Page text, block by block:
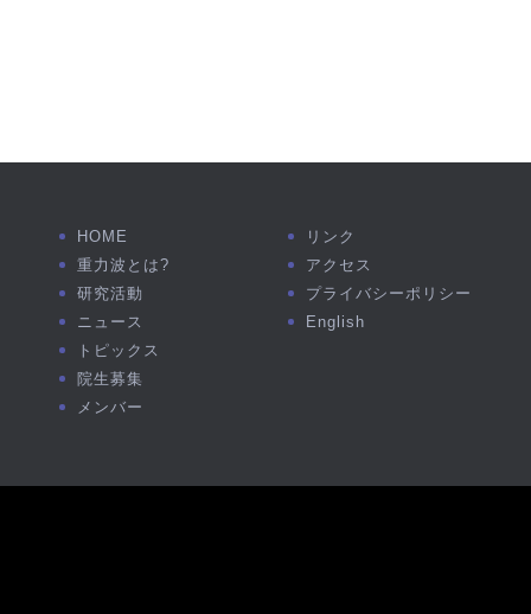
HOME
重力波とは?
研究活動
ニュース
トピックス
院生募集
メンバー
リンク
アクセス
プライバシーポリシー
English